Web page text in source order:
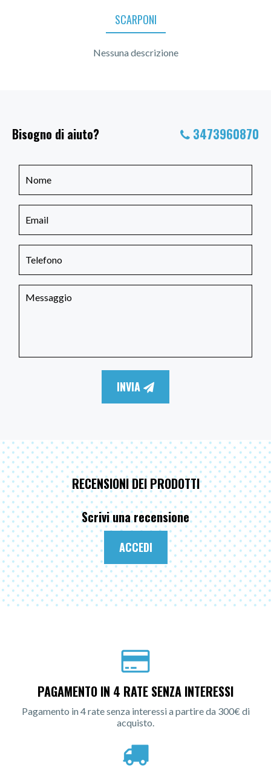
SCARPONI
Nessuna descrizione
Bisogno di aiuto? 3473960870
INVIA
RECENSIONI DEI PRODOTTI
Scrivi una recensione
ACCEDI
PAGAMENTO IN 4 RATE SENZA INTERESSI
Pagamento in 4 rate senza interessi a partire da 300€ di
acquisto.